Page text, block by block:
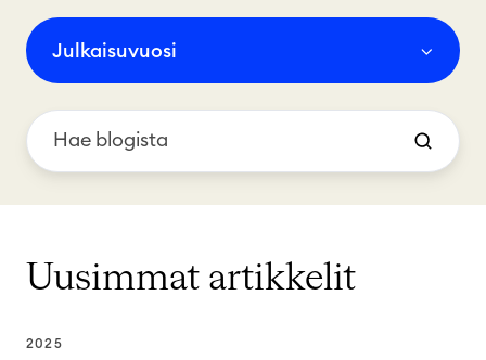
Julkaisuvuosi
Uusimmat artikkelit
2025